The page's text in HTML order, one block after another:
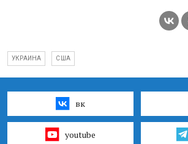
УКРАИНА США
вк
youtube